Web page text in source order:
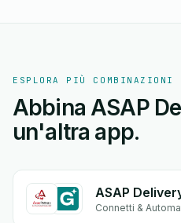
ESPLORA PIÙ COMBINAZIONI
Abbina ASAP
un'altra app.
ASAP
Connetti &